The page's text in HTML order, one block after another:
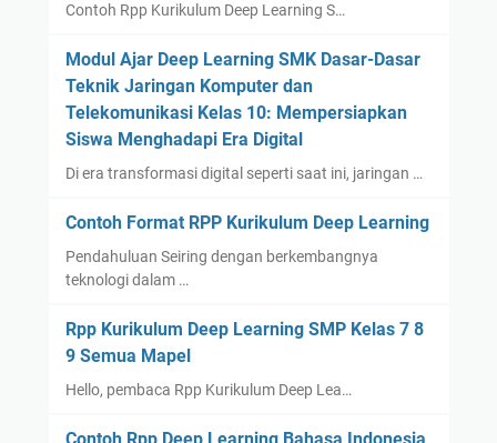
Contoh Rpp Kurikulum Deep Learning S…
Modul Ajar Deep Learning SMK Dasar-Dasar
Teknik Jaringan Komputer dan
Telekomunikasi Kelas 10: Mempersiapkan
Siswa Menghadapi Era Digital
Di era transformasi digital seperti saat ini, jaringan …
Contoh Format RPP Kurikulum Deep Learning
Pendahuluan Seiring dengan berkembangnya
teknologi dalam …
Rpp Kurikulum Deep Learning SMP Kelas 7 8
9 Semua Mapel
Hello, pembaca Rpp Kurikulum Deep Lea…